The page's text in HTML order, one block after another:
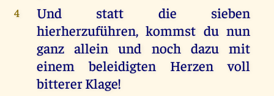
4
Und statt die sieben
hierherzuführen, kommst du nun
ganz allein und noch dazu mit
einem beleidigten Herzen voll
bitterer Klage!